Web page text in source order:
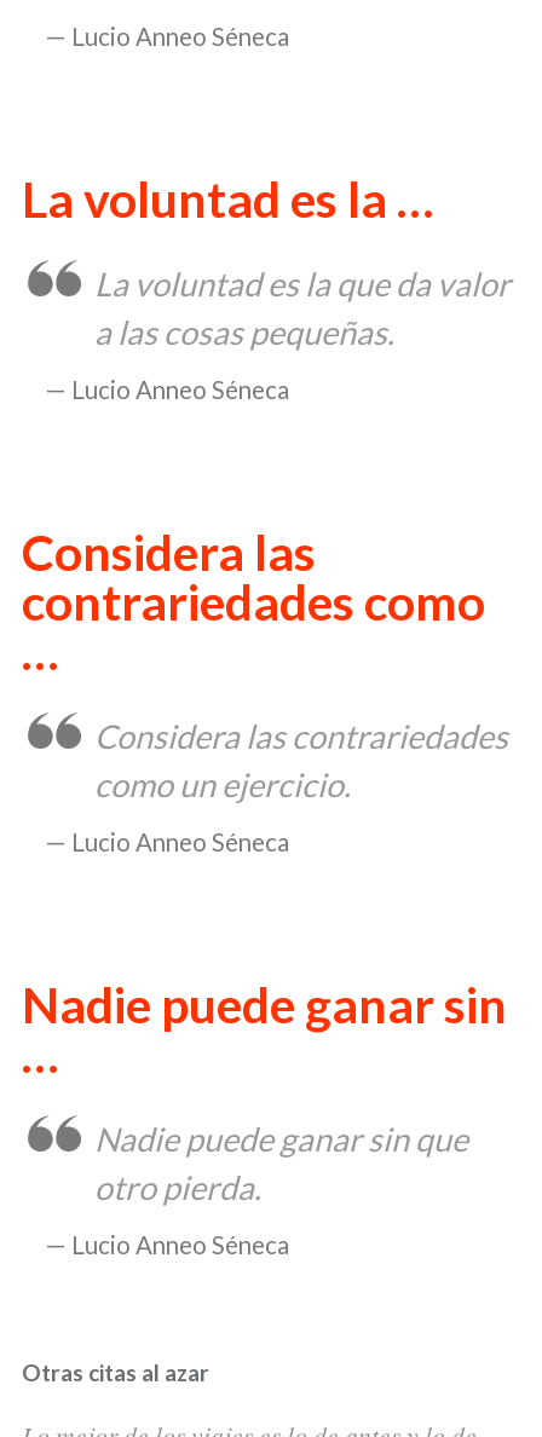
Lucio Anneo Séneca
La voluntad es la …
Lucio Anneo Séneca
La voluntad es la que da valor
a las cosas pequeñas.
Considera las
contrariedades como
…
Lucio Anneo Séneca
Considera las contrariedades
como un ejercicio.
Nadie puede ganar sin
…
Lucio Anneo Séneca
Nadie puede ganar sin que
otro pierda.
Otras citas al azar